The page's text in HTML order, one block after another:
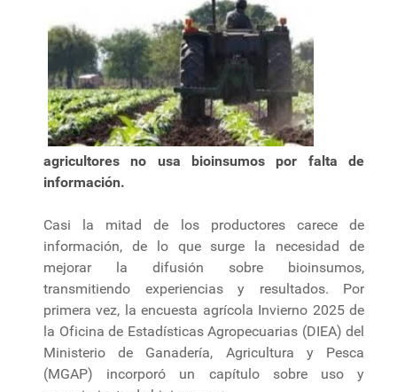
agricultores no usa bioinsumos por falta de
información.
Casi la mitad de los productores carece de
información, de lo que surge la necesidad de
mejorar la difusión sobre bioinsumos,
transmitiendo experiencias y resultados. Por
primera vez, la encuesta agrícola Invierno 2025 de
la Oficina de Estadísticas Agropecuarias (DIEA) del
Ministerio de Ganadería, Agricultura y Pesca
(MGAP) incorporó un capítulo sobre uso y